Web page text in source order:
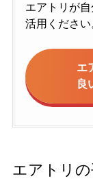
エアトリが
活用ください
エ
良
エアトリ